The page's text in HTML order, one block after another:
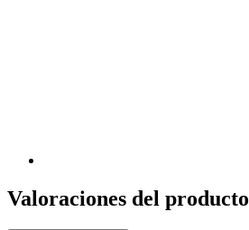
Valoraciones del producto